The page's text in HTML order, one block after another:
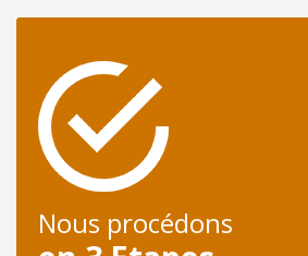
Nous procédons